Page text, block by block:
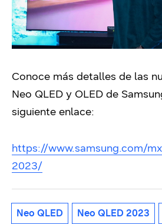
Conoce más detalles de las
Neo QLED y OLED de
siguiente enlace:
https://www.samsung.com/
2023/
Neo QLED Neo QLED 2023